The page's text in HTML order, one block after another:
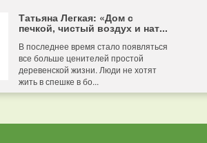
Татьяна Легкая: «Дом с
печкой, чистый воздух и нат...
В последнее время стало появляться
все больше ценителей простой
деревенской жизни. Люди не хотят
жить в спешке в бо...